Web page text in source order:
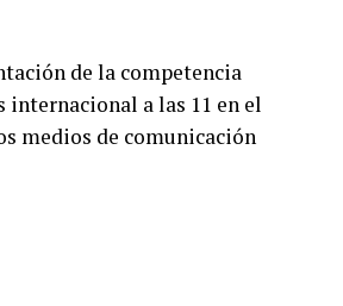
de la competencia
internacional a las 11 en el
medios de comunicación